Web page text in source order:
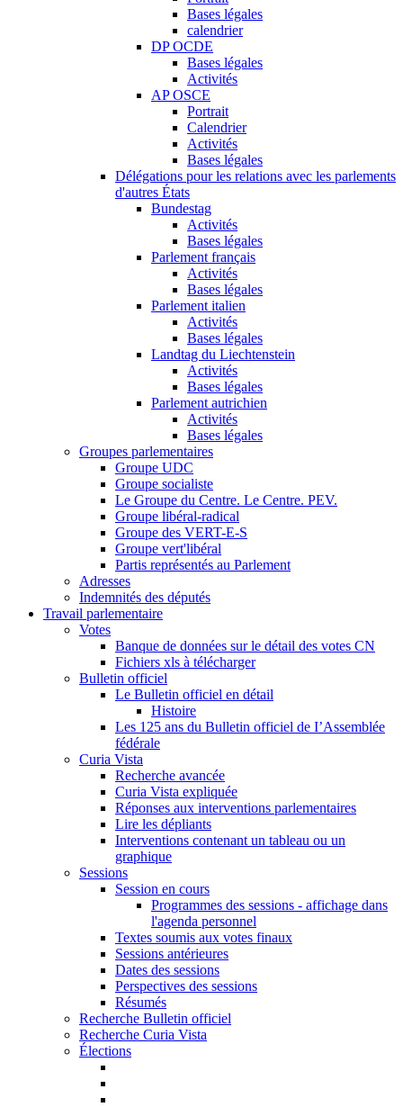
Bases légales
calendrier
DP OCDE
Bases légales
Activités
AP OSCE
Portrait
Calendrier
Activités
Bases légales
Délégations pour les relations avec les parlements
d'autres États
Bundestag
Activités
Bases légales
Parlement français
Activités
Bases légales
Parlement italien
Activités
Bases légales
Landtag du Liechtenstein
Activités
Bases légales
Parlement autrichien
Activités
Bases légales
Groupes parlementaires
Groupe UDC
Groupe socialiste
Le Groupe du Centre. Le Centre. PEV.
Groupe libéral-radical
Groupe des VERT-E-S
Groupe vert'libéral
Partis représentés au Parlement
Adresses
Indemnités des députés
Travail parlementaire
Votes
Banque de données sur le détail des votes CN
Fichiers xls à télécharger
Bulletin officiel
Le Bulletin officiel en détail
Histoire
Les 125 ans du Bulletin officiel de I’Assemblée
fédérale
Curia Vista
Recherche avancée
Curia Vista expliquée
Réponses aux interventions parlementaires
Lire les dépliants
Interventions contenant un tableau ou un
graphique
Sessions
Session en cours
Programmes des sessions - affichage dans
l'agenda personnel
Textes soumis aux votes finaux
Sessions antérieures
Dates des sessions
Perspectives des sessions
Résumés
Recherche Bulletin officiel
Recherche Curia Vista
Élections